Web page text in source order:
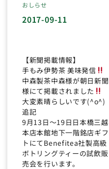
おしらせ
2017-09-11
【新聞掲載情報】
手もみ伊勢茶 美味発信
中森製茶中森様が朝日新聞
様にて掲載されました
大変素晴らしいです(^o^)
追記
9月13日〜19日日本橋三越
本店本館地下一階銘店ギフ
トにてBenefitea社製高級
ボトリングティーの試飲販
売会を行います。